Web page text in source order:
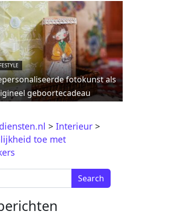
fotokunst als
geboortecadeau
> Interieur >
toe met